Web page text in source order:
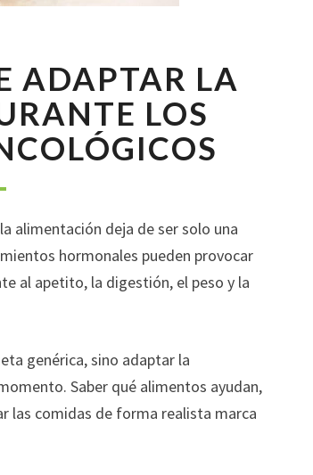
ADAPTAR LA
LOS
alimentación deja de ser solo una
hormonales pueden provocar
al apetito, la digestión, el peso y la
genérica, sino adaptar la
Saber qué alimentos ayudan,
las comidas de forma realista marca